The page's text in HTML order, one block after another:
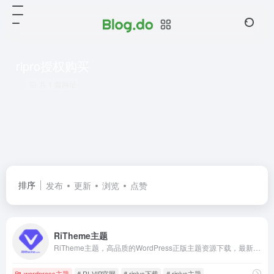
排序 发布 更新 浏览 点赞
RiTheme主题